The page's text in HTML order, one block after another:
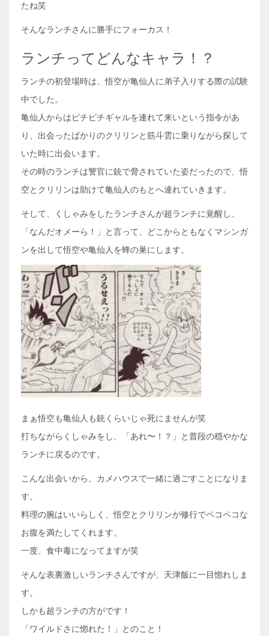
たね笑
そんなランチさんに勝手にフォーカス！
ランチってどんなキャラ！？
ランチの初登場時は、悟空が亀仙人に弟子入りする際の試験
中でした。
亀仙人からはピチピチギャルを連れて来いという指令があ
り、出会ったばかりのクリリンと筋斗雲に乗りながら探して
いた時に出会います。
その時のランチは警官に銃で脅されていた姿だったので、悟
空とクリリンは助けて亀仙人のもとへ連れていきます。
そして、くしゃみをしたランチさんが超ランチに覚醒し、
「なんだオメーら！」と言って、どこからともなくマシンガ
ンを出して悟空や亀仙人を蜂の巣にします。
まぁ悟空も亀仙人も銃くらいじゃ死にませんが笑
打ちながらくしゃみをし、「あれ〜！？」と普段の穏やかな
ランチに戻るのです。
こんな出会いから、カメハウスで一緒に過ごすことになりま
す。
料理の腕はいいらしく、悟空とクリリンが修行でペコペコな
お腹を満たしてくれます。
一度、食中毒になってますが笑
そんな表裏激しいランチさんですが、天津飯に一目惚れしま
す。
しかも超ランチの方がです！
「ワイルドさに惚れた！」とのこと！